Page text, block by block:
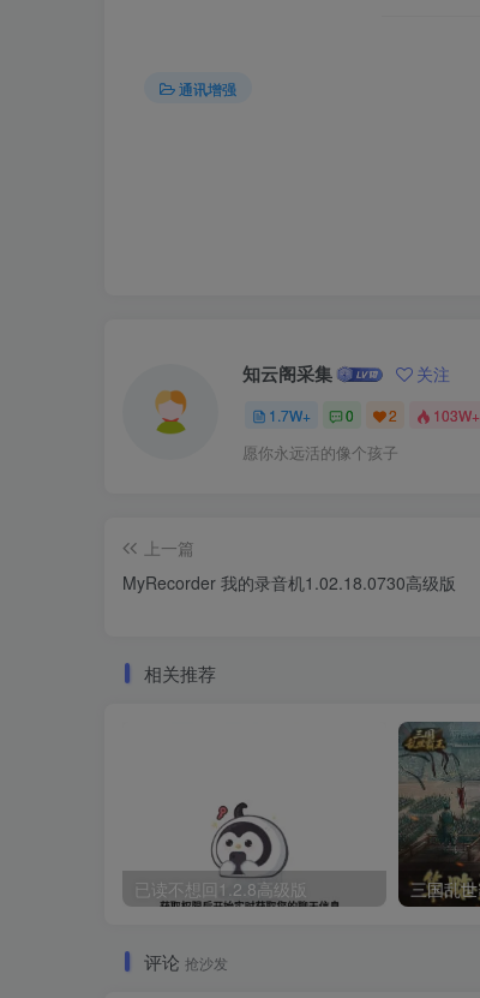
通讯增强
知云阁采集 关注
1.7W+ 0 2 103W+
愿你永远活的像个孩子
上一篇
MyRecorder 我的录音机1.02.18.0730高级版
相关推荐
已读不想回1.2.8高级版
评论 抢沙发